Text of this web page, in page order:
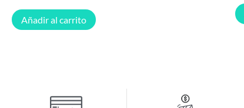
Añadir al carrito